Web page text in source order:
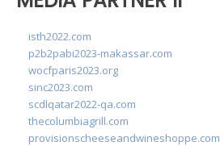
isth2022.com
p2b2pabi2023-makassar.com
wocfparis2023.org
sinc2023.com
scdlqatar2022-qa.com
thecolumbiagrill.com
provisionscheeseandwineshoppe.com